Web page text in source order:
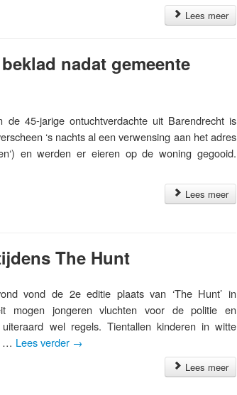
Lees meer
nadat gemeente
45-jarige ontuchtverdachte uit Barendrecht is
‘s nachts al een verwensing aan het adres
en werden er eieren op de woning gegooid.
Lees meer
The Hunt
vond de 2e editie plaats van ‘The Hunt’ in
mogen jongeren vluchten voor de politie en
wel regels. Tientallen kinderen in witte
… Lees verder →
Lees meer